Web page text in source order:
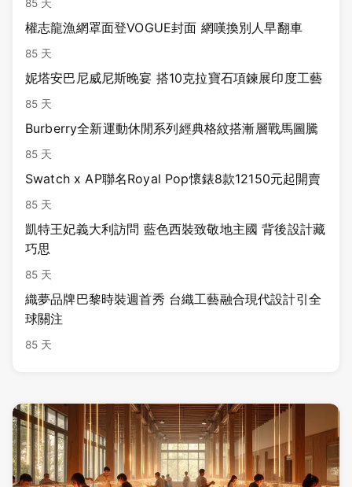
85 天
權志龍漁網罩面登VOGUE封面 網嘆換別人早翻車
85 天
妮塔安巴尼威尼斯晚宴 搭10克拉寶石項鍊展印度工藝
85 天
Burberry全新運動休閒系列經典格紋搭漸層戰馬圖騰
85 天
Swatch x AP聯名Royal Pop懷錶8款12150元起開賣
85 天
凱特王妃義大利訪問 藍色西裝致敬地主國 背後設計藏
巧思
85 天
織夢品牌巴黎時裝週首秀 台織工藝融合現代設計引全
球關注
85 天